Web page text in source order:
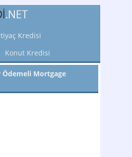
Kredisi
Konut Kredisi
Ödemeli Mortgage